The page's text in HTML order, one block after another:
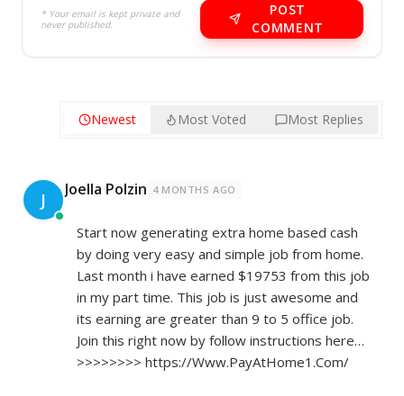
* Your email is kept private and
never published.
POST
COMMENT
Newest Most Voted Most Replies
J Joella Polzin 4 MONTHS AGO
Start now generating extra home based cash
by doing very easy and simple job from home.
Last month i have earned $19753 from this job
in my part time. This job is just awesome and
its earning are greater than 9 to 5 office job.
Join this right now by follow instructions here…
>>>>>>>> https://Www.PayAtHome1.Com/